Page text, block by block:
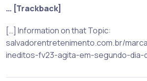
… [Trackback]
[…] Information on that Topic:
salvadorentretenimento.com.br/
ineditos-fv23-agita-em-segundo-